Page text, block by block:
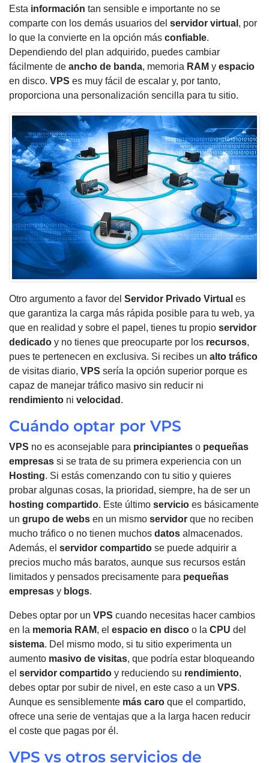
Esta información tan sensible e importante no se
comparte con los demás usuarios del servidor virtual , por
lo que la convierte en la opción más confiable.
Dependiendo del plan adquirido, puedes cambiar
fácilmente de ancho de banda, memoria RAM y espacio
en disco. VPS es muy fácil de escalar y, por tanto,
proporciona una personalización sencilla para tu sitio.
Otro argumento a favor del Servidor Privado Virtual es
que garantiza la carga más rápida posible para tu web, ya
que en realidad y sobre el papel, tienes tu propio servidor
dedicado y no tienes que preocuparte por los recursos,
pues te pertenecen en exclusiva. Si recibes un alto tráfico
de visitas diario, VPS sería la opción superior porque es
capaz de manejar tráfico masivo sin reducir ni
rendimiento ni velocidad .
Cuándo optar por VPS
VPS no es aconsejable para principiantes o pequeñas
empresas si se trata de su primera experiencia con un
Hosting. Si estás comenzando con tu sitio y quieres
probar algunas cosas, la prioridad, siempre, ha de ser un
hosting compartido. Este último servicio es básicamente
un grupo de webs en un mismo servidor que no reciben
mucho tráfico o no tienen muchos datos almacenados.
Además, el servidor compartido se puede adquirir a
precios mucho más baratos, aunque sus recursos están
limitados y pensados precisamente para pequeñas
empresas y blogs.
Debes optar por un VPS cuando necesitas hacer cambios
en la memoria RAM, el espacio en disco o la CPU del
sistema. Del mismo modo, si tu sitio experimenta un
aumento masivo de visitas, que podría estar bloqueando
el servidor compartido y reduciendo su rendimiento,
debes optar por subir de nivel, en este caso a un VPS.
Aunque es sensiblemente más caro que el compartido,
ofrece una serie de ventajas que a la larga hacen reducir
el coste que pagas por él.
VPS vs otros servicios de